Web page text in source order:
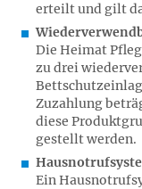
erteilt und gilt
Die Heimat
zu drei
Zuzahlung
diese
gestellt werden.
Ein